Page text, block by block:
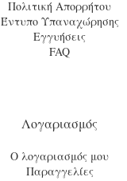
Πολιτική Απορρήτου
Έντυπο Υπαναχώρησης
Εγγυήσεις
FAQ
Λογαριασμός
Ο λογαριασμός μου
Παραγγελίες